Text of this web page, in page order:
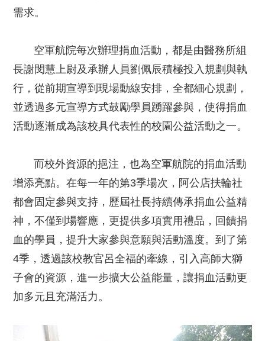
需求。
空軍航院每次辦理捐血活動，都是由醫務所組
長謝閔慧上尉及承辦人員劉佩辰積極投入規劃與執
行，從前期宣導到現場動線安排，全都細心規劃，
並透過多元宣導方式鼓勵學員踴躍參與，使得捐血
活動逐漸成為該校具代表性的校園公益活動之一。
而校外資源的挹注，也為空軍航院的捐血活動
增添亮點。在每一年的第3季場次，阿公店扶輪社
都會固定參與支持，歷屆社長持續傳承捐血公益精
神，不僅到場響應，更提供多項實用禮品，回饋捐
血的學員，提升大家參與意願與活動溫度。到了第
4季，透過該校教官呂全福的牽線，引入高師大獅
子會的資源，進一步擴大公益能量，讓捐血活動更
加多元且充滿活力。